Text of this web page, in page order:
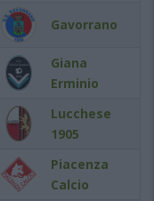
Gavorrano
Giana
Erminio
Lucchese
1905
Piacenza
Calcio